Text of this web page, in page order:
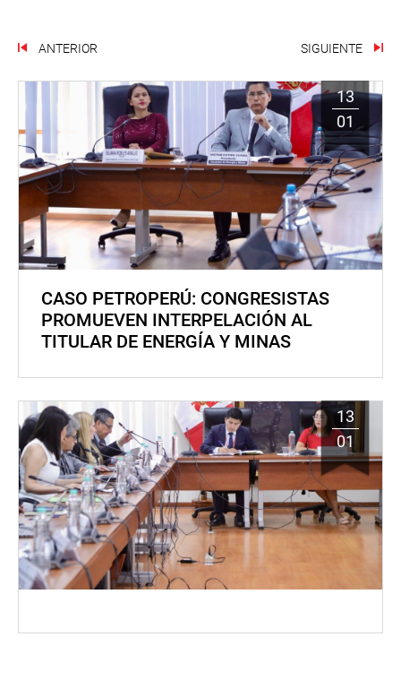
ANTERIOR SIGUIENTE
13
01
CASO PETROPERÚ: CONGRESISTAS
PROMUEVEN INTERPELACIÓN AL
TITULAR DE ENERGÍA Y MINAS
13
01